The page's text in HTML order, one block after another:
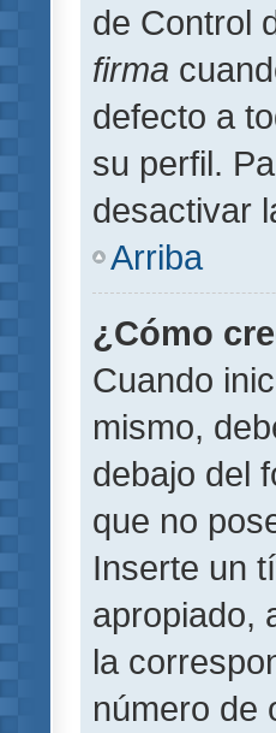
de Control
firma
defecto a
su perfil.
desactivar
Arriba
¿Cómo
Cuando
mismo,
debajo del
que no
Inserte un
apropiado,
la
número de